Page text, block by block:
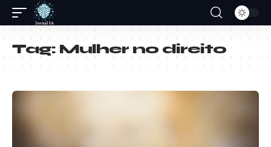
Tag:Mulher no direito